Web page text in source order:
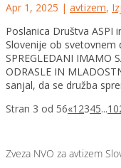
Apr 1, 2025 | avtizem,
Poslanica Društva ASPI
Slovenije ob svetovnem
SPREGLEDANI IMAMO
ODRASLE IN
sanjal, da se družba
Stran 3 od 56«1 2345...10
Zveza NVO za avtizem